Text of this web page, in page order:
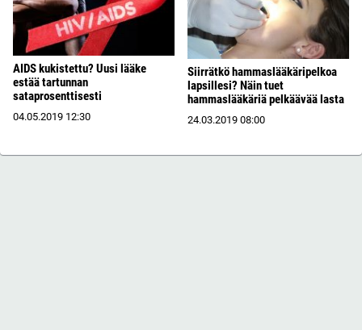
AIDS kukistettu? Uusi lääke
estää tartunnan
sataprosenttisesti
04.05.2019 12:30
Siirrätkö hammaslääkäripelkoa
lapsillesi? Näin tuet
hammaslääkäriä pelkäävää lasta
24.03.2019 08:00